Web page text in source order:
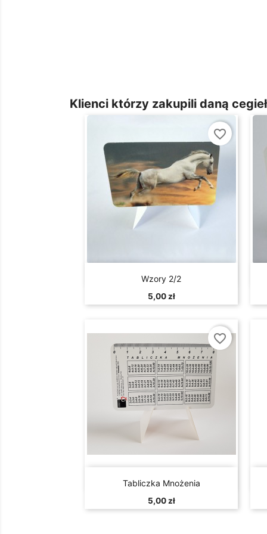
Klienci którzy zakupili daną
Szybki podgląd
Wzory 2/2
5,00 zł
favorite_border
Szybki podgląd
Tabliczka Mnożenia
5,00 zł
favorite_border